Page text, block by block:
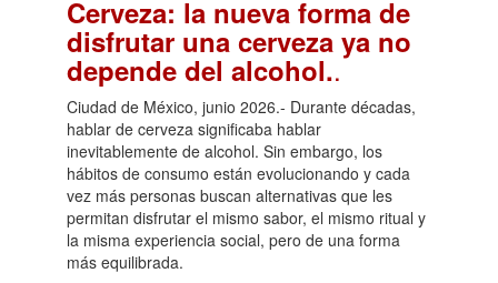
Cerveza: la nueva forma de
disfrutar una cerveza ya no
depende del alcohol..
Ciudad de México, junio 2026.- Durante décadas,
hablar de cerveza significaba hablar
inevitablemente de alcohol. Sin embargo, los
hábitos de consumo están evolucionando y cada
vez más personas buscan alternativas que les
permitan disfrutar el mismo sabor, el mismo ritual y
la misma experiencia social, pero de una forma
más equilibrada.